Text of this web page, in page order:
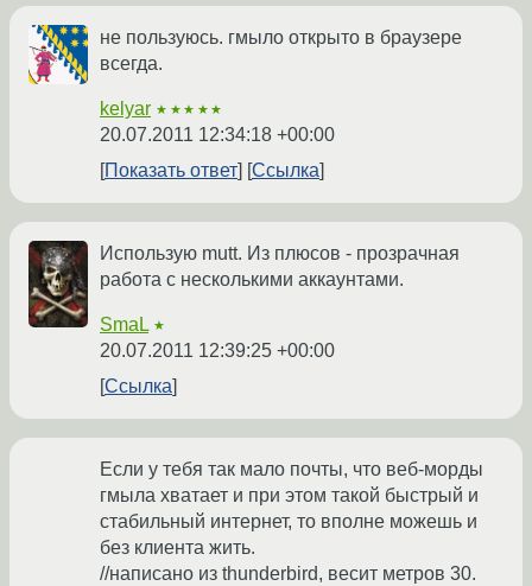
не пользуюсь. гмыло открыто в браузере
всегда.
kelyar ★★★★★
20.07.2011 12:34:18 +00:00
Показать ответ
Ссылка
Использую mutt. Из плюсов - прозрачная
работа с несколькими аккаунтами.
SmaL ★
20.07.2011 12:39:25 +00:00
Ссылка
Если у тебя так мало почты, что веб-морды
гмыла хватает и при этом такой быстрый и
стабильный интернет, то вполне можешь и
без клиента жить.
//написано из thunderbird, весит метров 30.